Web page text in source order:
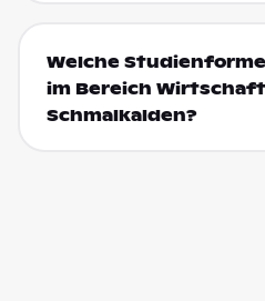
Welche
im Bereich
Schmalkalden?